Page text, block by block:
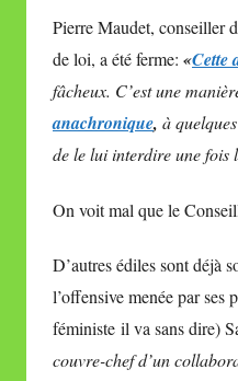
Pierre Maudet, conseiller
de loi, a été ferme: «Cette
fâcheux. C’est une
anachronique, à
de le lui interdire une fois
On voit mal que le
D’autres édiles sont déjà
l’offensive menée par ses
féministe il va sans dire)
couvre-chef d’un